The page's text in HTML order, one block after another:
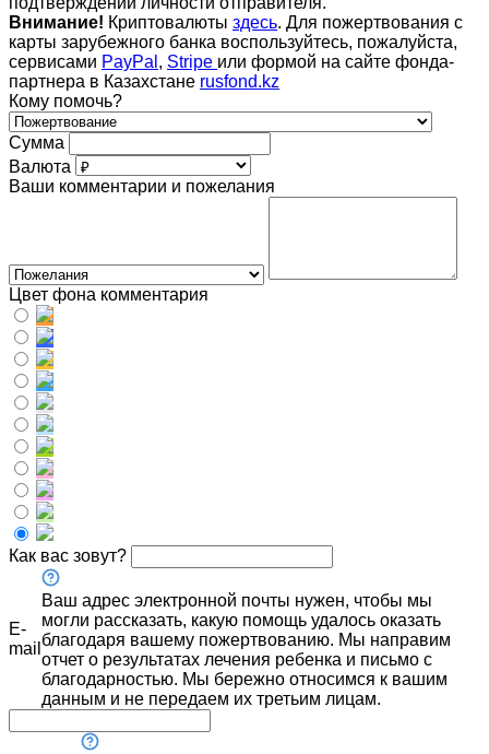
Внимание! Криптовалюты здесь. Для пожертвования с
карты зарубежного банка воспользуйтесь, пожалуйста,
сервисами PayPal , Stripe или формой на сайте фонда-
партнера в Казахстане rusfond.kz
Кому помочь?
Сумма
Валюта
Ваши комментарии и пожелания
Цвет фона комментария
Как вас зовут?
E-
mail
Ваш адрес электронной почты нужен, чтобы мы
могли рассказать, какую помощь удалось оказать
благодаря вашему пожертвованию. Мы направим
отчет о результатах лечения ребенка и письмо с
благодарностью. Мы бережно относимся к вашим
данным и не передаем их третьим лицам.